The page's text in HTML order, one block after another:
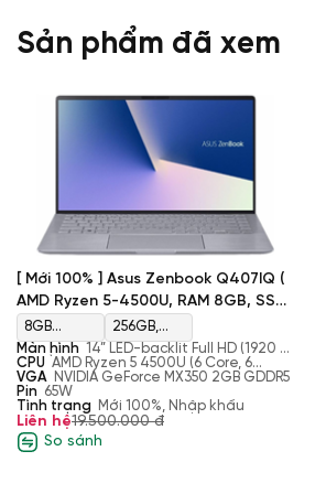
Màn hình hiển thị sắc nét
Điểm đáng chú ý nhất của các dòng
phải ngoại lệ. Tấm màn hình IPS này có
AdobeRGB, rất phù hợp với những người
Sản phẩm đã xem
[ Mới 100% ] Asus Zenbook Q407IQ (
AMD Ryzen 5-4500U, RAM 8GB, SSD
256GB, NVIDIA GeFore MX350, Màn
14'' FHD )
8GB
LPDDR4X
4266MHz
256GB,
M.2, PCIe
NVMe, SSD
Màn hình 14” LED-backlit Full HD (1920 x
1080) 16:9 slim-bezel NanoEdge display,
non-touch
CPU AMD Ryzen 5 4500U (6 Core, 6
Threads, 2.3 GHz Up to 4.0GHz, 12MB
Cache)
VGA
NVIDIA GeForce MX350 2GB GDDR5
Pin 65W
Tình trạng
Mới 100%, Nhập khẩu
Liên hệ19.500.000 đ
So sánh